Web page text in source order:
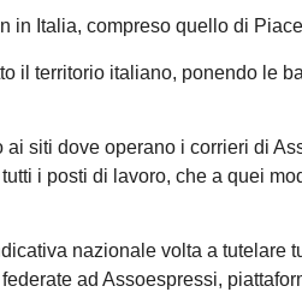
in Italia, compreso quello di
il territorio italiano, ponendo le
siti dove operano i corrieri di
i posti di lavoro, che a quei
nazionale volta a tutelare
ad Assoespressi,